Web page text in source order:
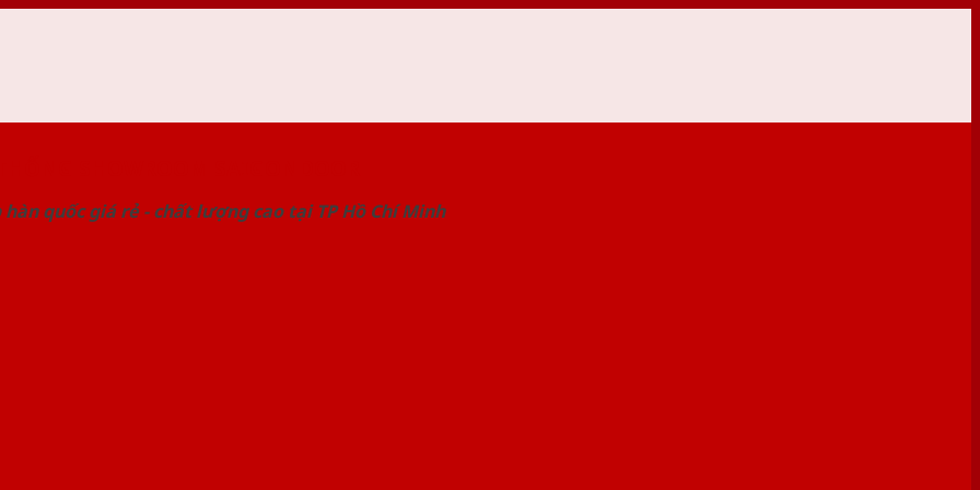
quốc giá rẻ - chất lượng cao tại TP Hồ Chí Minh